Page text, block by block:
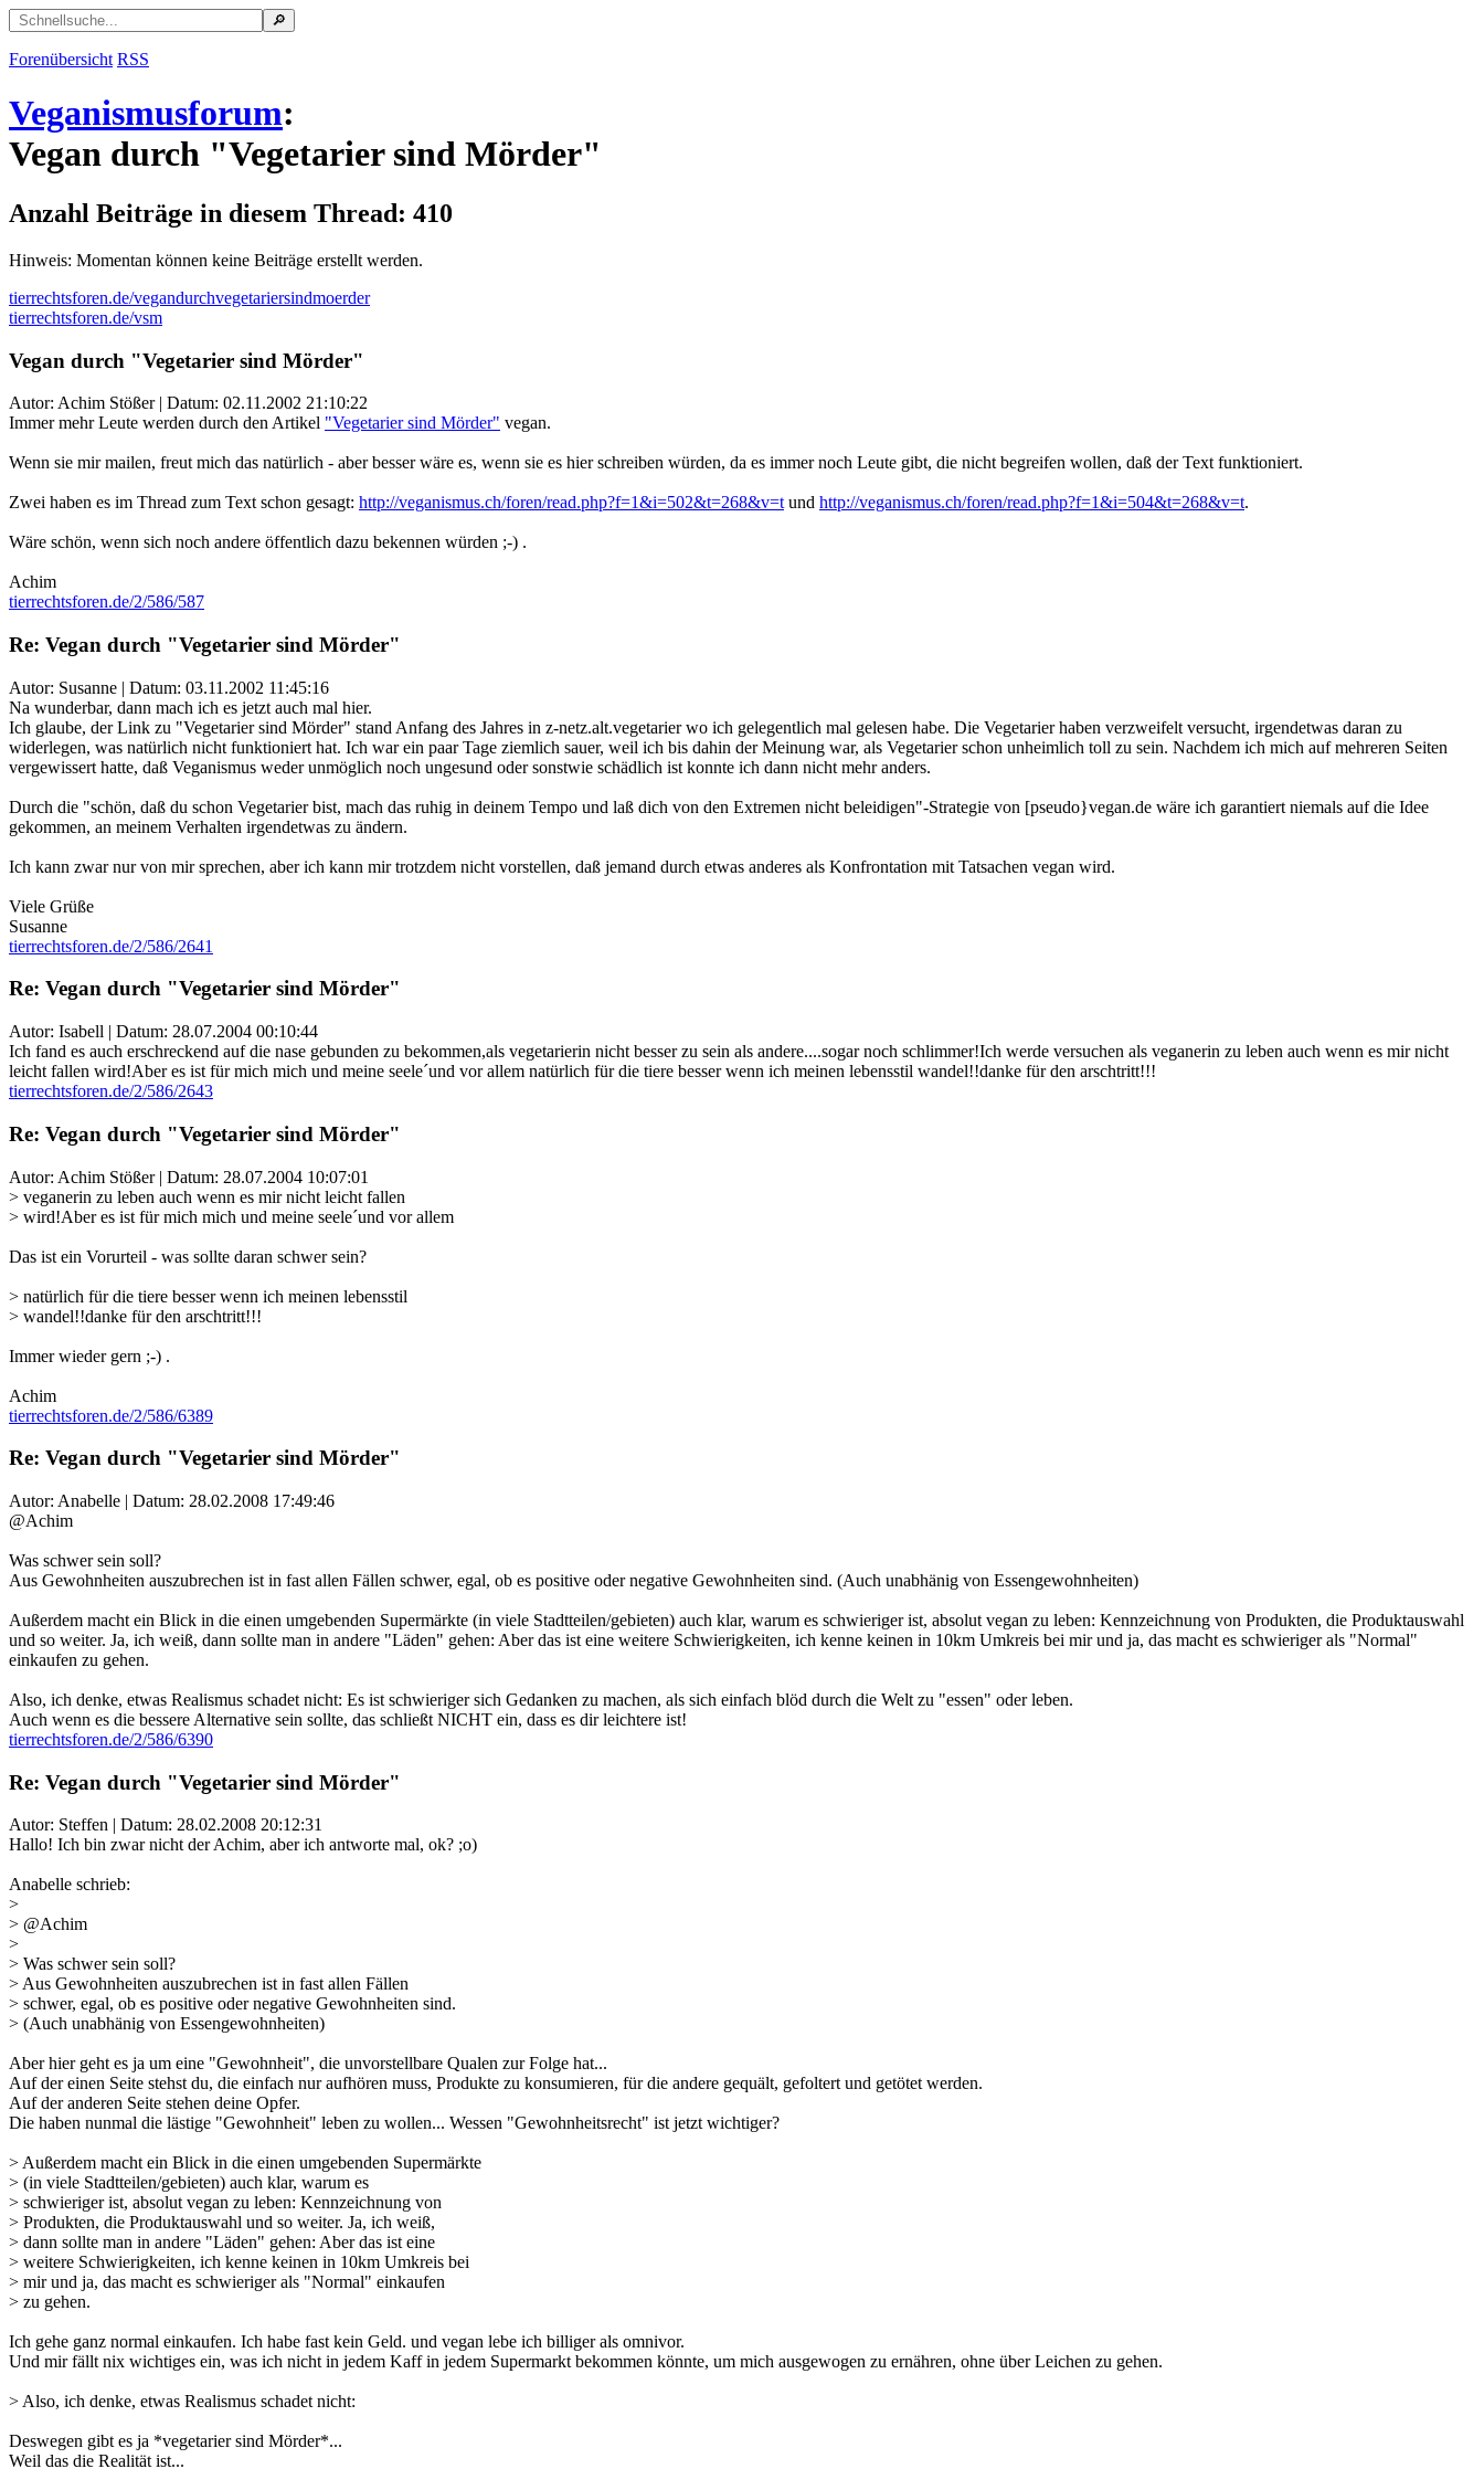
Forenübersicht RSS
Veganismusforum:
Vegan durch "Vegetarier sind Mörder"
Anzahl Beiträge in diesem Thread: 410
Hinweis: Momentan können keine Beiträge erstellt werden.
tierrechtsforen.de/vegandurchvegetariersindmoerder
tierrechtsforen.de/vsm
Vegan durch "Vegetarier sind Mörder"
Autor: Achim Stößer | Datum: 02.11.2002 21:10:22
Immer mehr Leute werden durch den Artikel "Vegetarier sind Mörder" vegan.
Wenn sie mir mailen, freut mich das natürlich - aber besser wäre es, wenn sie es hier schreiben würden, da es immer noch Leute gibt, die nicht begreifen wollen, daß der Text funktioniert.
Zwei haben es im Thread zum Text schon gesagt: http://veganismus.ch/foren/read.php?f=1&i=502&t=268&v=t und http://veganismus.ch/foren/read.php?f=1&i=504&t=268&v=t.
Wäre schön, wenn sich noch andere öffentlich dazu bekennen würden ;-) .
Achim
tierrechtsforen.de/2/586/587
Re: Vegan durch "Vegetarier sind Mörder"
Autor: Susanne | Datum: 03.11.2002 11:45:16
Na wunderbar, dann mach ich es jetzt auch mal hier.
Ich glaube, der Link zu "Vegetarier sind Mörder" stand Anfang des Jahres in z-netz.alt.vegetarier wo ich gelegentlich mal gelesen habe. Die Vegetarier haben verzweifelt versucht, irgendetwas daran zu
widerlegen, was natürlich nicht funktioniert hat. Ich war ein paar Tage ziemlich sauer, weil ich bis dahin der Meinung war, als Vegetarier schon unheimlich toll zu sein. Nachdem ich mich auf mehreren Seiten
vergewissert hatte, daß Veganismus weder unmöglich noch ungesund oder sonstwie schädlich ist konnte ich dann nicht mehr anders.
Durch die "schön, daß du schon Vegetarier bist, mach das ruhig in deinem Tempo und laß dich von den Extremen nicht beleidigen"-Strategie von [pseudo}vegan.de wäre ich garantiert niemals auf die Idee
gekommen, an meinem Verhalten irgendetwas zu ändern.
Ich kann zwar nur von mir sprechen, aber ich kann mir trotzdem nicht vorstellen, daß jemand durch etwas anderes als Konfrontation mit Tatsachen vegan wird.
Viele Grüße
Susanne
tierrechtsforen.de/2/586/2641
Re: Vegan durch "Vegetarier sind Mörder"
Autor: Isabell | Datum: 28.07.2004 00:10:44
Ich fand es auch erschreckend auf die nase gebunden zu bekommen,als vegetarierin nicht besser zu sein als andere....sogar noch schlimmer!Ich werde versuchen als veganerin zu leben auch wenn es mir nicht
leicht fallen wird!Aber es ist für mich mich und meine seele´und vor allem natürlich für die tiere besser wenn ich meinen lebensstil wandel!!danke für den arschtritt!!!
tierrechtsforen.de/2/586/2643
Re: Vegan durch "Vegetarier sind Mörder"
Autor: Achim Stößer | Datum: 28.07.2004 10:07:01
> veganerin zu leben auch wenn es mir nicht leicht fallen
> wird!Aber es ist für mich mich und meine seele´und vor allem
Das ist ein Vorurteil - was sollte daran schwer sein?
> natürlich für die tiere besser wenn ich meinen lebensstil
> wandel!!danke für den arschtritt!!!
Immer wieder gern ;-) .
Achim
tierrechtsforen.de/2/586/6389
Re: Vegan durch "Vegetarier sind Mörder"
Autor: Anabelle | Datum: 28.02.2008 17:49:46
@Achim
Was schwer sein soll?
Aus Gewohnheiten auszubrechen ist in fast allen Fällen schwer, egal, ob es positive oder negative Gewohnheiten sind. (Auch unabhänig von Essengewohnheiten)
Außerdem macht ein Blick in die einen umgebenden Supermärkte (in viele Stadtteilen/gebieten) auch klar, warum es schwieriger ist, absolut vegan zu leben: Kennzeichnung von Produkten, die Produktauswahl
und so weiter. Ja, ich weiß, dann sollte man in andere "Läden" gehen: Aber das ist eine weitere Schwierigkeiten, ich kenne keinen in 10km Umkreis bei mir und ja, das macht es schwieriger als "Normal"
einkaufen zu gehen.
Also, ich denke, etwas Realismus schadet nicht: Es ist schwieriger sich Gedanken zu machen, als sich einfach blöd durch die Welt zu "essen" oder leben.
Auch wenn es die bessere Alternative sein sollte, das schließt NICHT ein, dass es dir leichtere ist!
tierrechtsforen.de/2/586/6390
Re: Vegan durch "Vegetarier sind Mörder"
Autor: Steffen | Datum: 28.02.2008 20:12:31
Hallo! Ich bin zwar nicht der Achim, aber ich antworte mal, ok? ;o)
Anabelle schrieb:
>
> @Achim
>
> Was schwer sein soll?
> Aus Gewohnheiten auszubrechen ist in fast allen Fällen
> schwer, egal, ob es positive oder negative Gewohnheiten sind.
> (Auch unabhänig von Essengewohnheiten)
Aber hier geht es ja um eine "Gewohnheit", die unvorstellbare Qualen zur Folge hat...
Auf der einen Seite stehst du, die einfach nur aufhören muss, Produkte zu konsumieren, für die andere gequält, gefoltert und getötet werden.
Auf der anderen Seite stehen deine Opfer.
Die haben nunmal die lästige "Gewohnheit" leben zu wollen... Wessen "Gewohnheitsrecht" ist jetzt wichtiger?
> Außerdem macht ein Blick in die einen umgebenden Supermärkte
> (in viele Stadtteilen/gebieten) auch klar, warum es
> schwieriger ist, absolut vegan zu leben: Kennzeichnung von
> Produkten, die Produktauswahl und so weiter. Ja, ich weiß,
> dann sollte man in andere "Läden" gehen: Aber das ist eine
> weitere Schwierigkeiten, ich kenne keinen in 10km Umkreis bei
> mir und ja, das macht es schwieriger als "Normal" einkaufen
> zu gehen.
Ich gehe ganz normal einkaufen. Ich habe fast kein Geld. und vegan lebe ich billiger als omnivor.
Und mir fällt nix wichtiges ein, was ich nicht in jedem Kaff in jedem Supermarkt bekommen könnte, um mich ausgewogen zu ernähren, ohne über Leichen zu gehen.
> Also, ich denke, etwas Realismus schadet nicht:
Deswegen gibt es ja *vegetarier sind Mörder*...
Weil das die Realität ist...